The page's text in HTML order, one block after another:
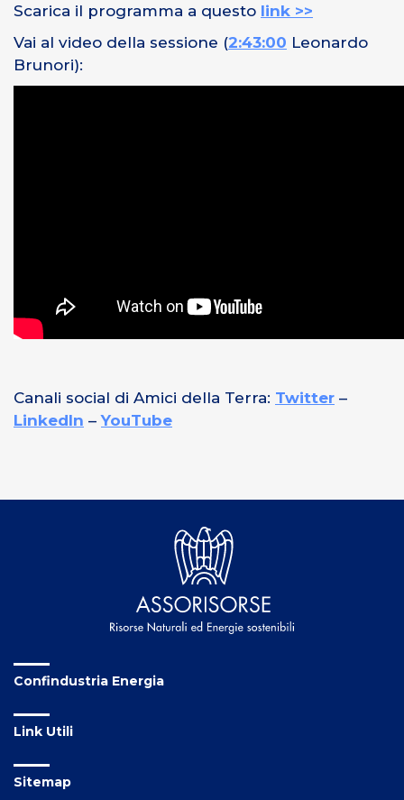
Scarica il programma a questo link >>
Vai al video della sessione (2:43:00 Leonardo
Brunori):
Canali social di Amici della Terra: Twitter –
LinkedIn –YouTube
Confindustria Energia
Link Utili
Sitemap